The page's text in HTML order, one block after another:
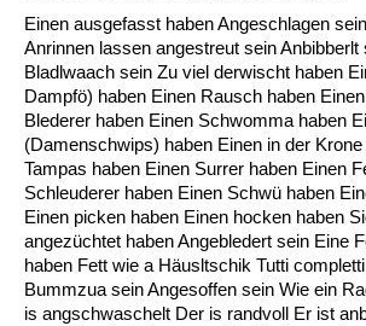
Natur und
Fluchen und
Mensch, Tier
Schmankerln
Kulinarisches
Einen ausgefasst haben Angeschlagen
Anrinnen lassen angestreut sein Anbibberlt
Bladlwaach sein Zu viel derwischt haben
Dampfö) haben Einen Rausch haben
Blederer haben Einen Schwomma haben
(Damenschwips) haben Einen in der
Tampas haben Einen Surrer haben Einen
Schleuderer haben Einen Schwü haben
Einen picken haben Einen hocken haben
angezüchtet haben Angebledert sein Eine
haben Fett wie a Häusltschik Tutti
Bummzua sein Angesoffen sein Wie ein
is angschwaschelt Der is randvoll Er ist